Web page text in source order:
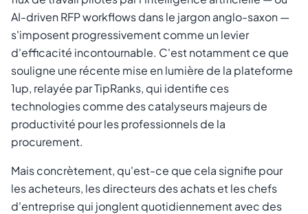
AI-driven RFP workflowsdans le jargon anglo-saxon —
s'imposent progressivement comme un levier
d'efficacité incontournable. C'est notamment ce que
souligne une récente mise en lumière de la plateforme
1up, relayée par TipRanks, qui identifie ces
technologies comme des catalyseurs majeurs de
productivité pour les professionnels de la
procurement.
Mais concrètement, qu'est-ce que cela signifie pour
les acheteurs, les directeurs des achats et les chefs
d'entreprise qui jonglent quotidiennement avec des
Annuler Envoyer le lien